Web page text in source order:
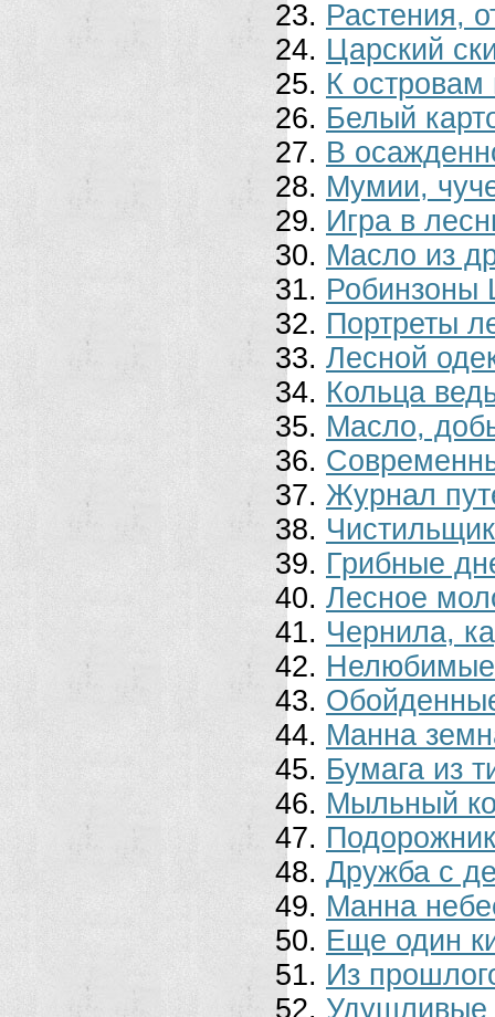
Растения,
Царский
К островам
Белый
В
Мумии,
Игра в
Масло из
Робинзоны
Портреты
Лесной
Кольца
Масло,
Журнал
Грибные
Лесное
Чернила,
Нелюбимые
Манна
Бумага из
Мыльный
Дружба с
Манна
Еще один
Из
Удушливые